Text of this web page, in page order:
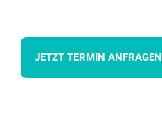
JETZT TERMIN ANFRAGEN